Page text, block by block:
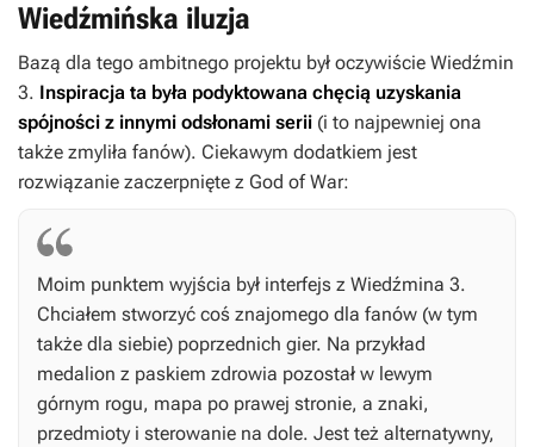
Wiedźmińska iluzja
Bazą dla tego ambitnego projektu był oczywiście Wiedźmin
3. Inspiracja ta była podyktowana chęcią uzyskania
spójności z innymi odsłonami serii (i to najpewniej ona
także zmyliła fanów). Ciekawym dodatkiem jest
rozwiązanie zaczerpnięte z God of War:
Moim punktem wyjścia był interfejs z Wiedźmina 3.
Chciałem stworzyć coś znajomego dla fanów (w tym
także dla siebie) poprzednich gier. Na przykład
medalion z paskiem zdrowia pozostał w lewym
górnym rogu, mapa po prawej stronie, a znaki,
przedmioty i sterowanie na dole. Jest też alternatywny,